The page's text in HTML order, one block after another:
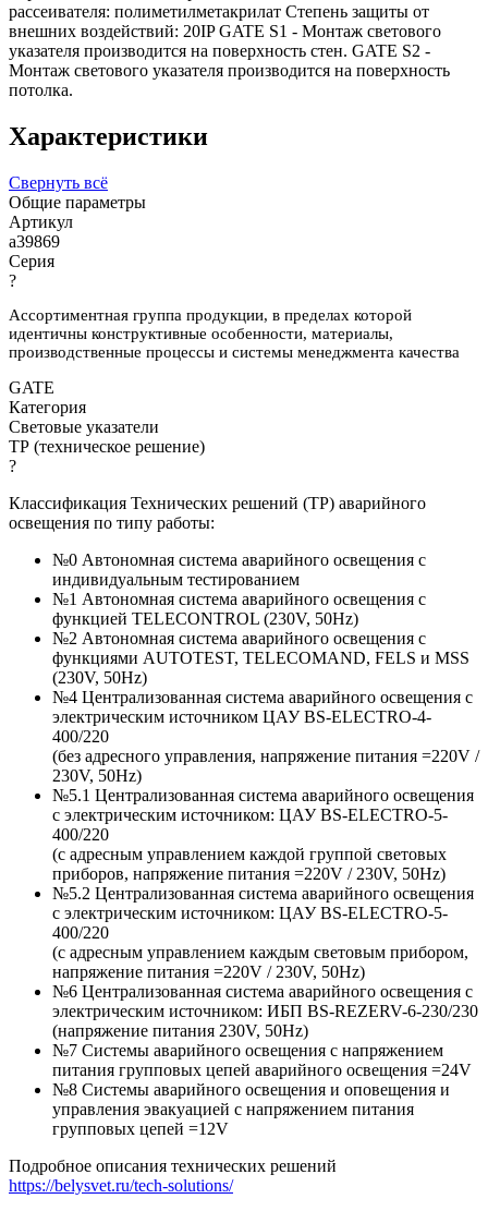
рассеивателя: полиметилметакрилат Степень защиты от
внешних воздействий: 20IP GATE S1 - Монтаж светового
указателя производится на поверхность стен. GATE S2 -
Монтаж светового указателя производится на поверхность
потолка.
Характеристики
Свернуть всё
Общие параметры
Артикул
a39869
Серия
?
Ассортиментная группа продукции, в пределах которой
идентичны конструктивные особенности, материалы,
производственные процессы и системы менеджмента качества
GATE
Категория
Световые указатели
ТР (техническое решение)
?
Классификация Технических решений (ТР) аварийного
освещения по типу работы:
№0 Автономная система аварийного освещения с
индивидуальным тестированием
№1 Автономная система аварийного освещения с
функцией TELECONTROL (230V, 50Hz)
№2 Автономная система аварийного освещения с
функциями AUTOTEST, TELECOMAND, FELS и MSS
(230V, 50Hz)
№4 Централизованная система аварийного освещения с
электрическим источником ЦАУ BS-ELECTRO-4-
400/220
(без адресного управления, напряжение питания =220V /
230V, 50Hz)
№5.1 Централизованная система аварийного освещения
с электрическим источником: ЦАУ BS-ELEСTRO-5-
400/220
(c адресным управлением каждой группой световых
приборов, напряжение питания =220V / 230V, 50Hz)
№5.2 Централизованная система аварийного освещения
с электрическим источником: ЦАУ BS-ELEСTRO-5-
400/220
(c адресным управлением каждым световым прибором,
напряжение питания =220V / 230V, 50Hz)
№6 Централизованная система аварийного освещения с
электрическим источником: ИБП BS-REZERV-6-230/230
(напряжение питания 230V, 50Hz)
№7 Системы аварийного освещения с напряжением
питания групповых цепей аварийного освещения =24V
№8 Системы аварийного освещения и оповещения и
управления эвакуацией с напряжением питания
групповых цепей =12V
Подробное описания технических решений
https://belysvet.ru/tech-solutions/